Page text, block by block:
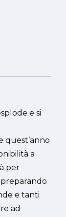
e si
quest’anno
a
per
e tanti
ad